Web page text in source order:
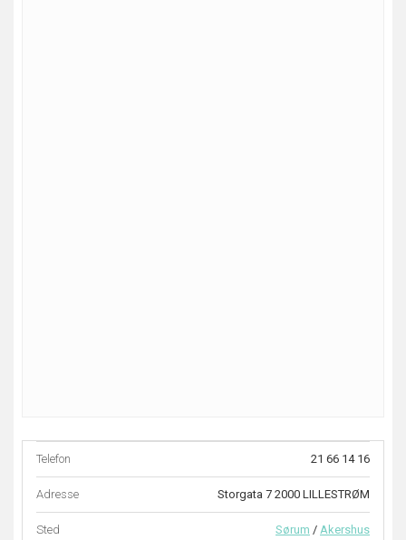
Telefon 21 66 14 16
Adresse Storgata 7 2000 LILLESTRØM
Sted Sørum / Akershus